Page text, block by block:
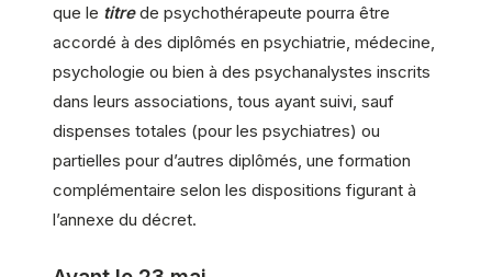
que le titre de psychothérapeute pourra être
accordé à des diplômés en psychiatrie, médecine,
psychologie ou bien à des psychanalystes inscrits
dans leurs associations, tous ayant suivi, sauf
dispenses totales (pour les psychiatres) ou
partielles pour d’autres diplômés, une formation
complémentaire selon les dispositions figurant à
l’annexe du décret.